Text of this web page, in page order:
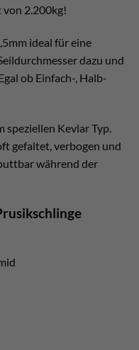
von 2.200kg!
ideal für eine
dazu und
ob Einfach-, Halb-
speziellen Kevlar Typ.
gefaltet, verbogen und
während der